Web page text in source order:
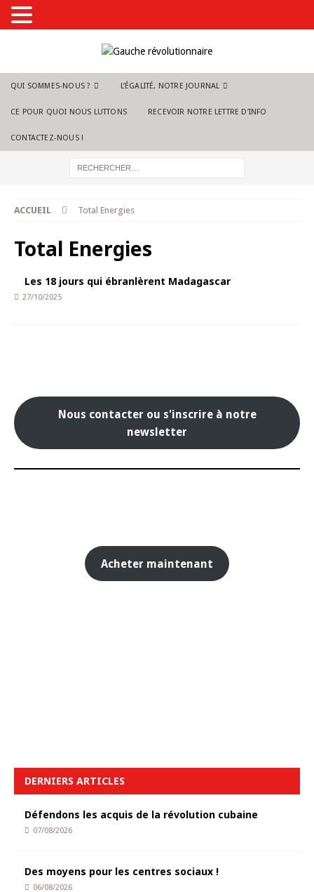
QUI SOMMES-NOUS ? L’ÉGALITÉ, NOTRE JOURNAL
CE POUR QUOI NOUS LUTTONS RECEVOIR NOTRE LETTRE D’INFO
CONTACTEZ-NOUS !
ACCUEIL Total Energies
Total Energies
Les 18 jours qui ébranlèrent Madagascar
27/10/2025
Nous contacter ou s'inscrire à notre
newsletter
Acheter maintenant
DERNIERS ARTICLES
Défendons les acquis de la révolution cubaine
07/08/2026
Des moyens pour les centres sociaux !
06/08/2026